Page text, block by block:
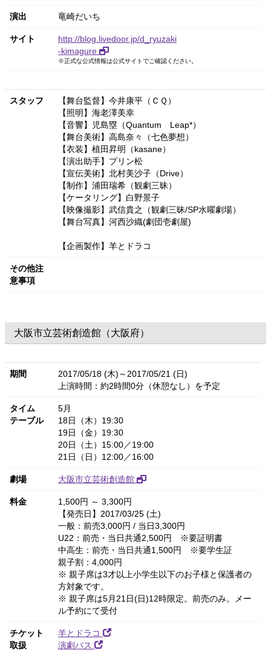
演出 竜崎だいち
サイト
http://blog.livedoor.jp/d_ryuzaki
-kimagure
※正式な公式情報は公式サイトでご確認ください。
スタッフ
【舞台監督】今井康平（ＣＱ）
【照明】海老澤美幸
【音響】児島塁（Quantum Leap*）
【舞台美術】高島奈々（七色夢想）
【衣装】植田昇明（kasane）
【演出助手】プリン松
【宣伝美術】北村美沙子（Drive）
【制作】浦田瑞希（観劇三昧）
【ケータリング】白野景子
【映像撮影】武信貴之（観劇三昧/SP水曜劇場）
【舞台写真】河西沙織(劇団壱劇屋)
【企画製作】羊とドラコ
その他注
意事項
大阪市立芸術創造館（大阪府）
期間
2017/05/18 (木)～2017/05/21 (日)
上演時間：約2時間0分（休憩なし）を予定
タイム
テーブル
5月
18日（木）19:30
19日（金）19:30
20日（土）15:00／19:00
21日（日）12:00／16:00
劇場 大阪市立芸術創造館
料金
1,500円 ～ 3,300円
【発売日】2017/03/25 (土)
一般：前売3,000円 / 当日3,300円
U22：前売・当日共通2,500円 ※要証明書
中高生：前売・当日共通1,500円 ※要学生証
親子割：4,000円
※ 親子席は3才以上小学生以下のお子様と保護者の
方対象です。
※ 親子席は5月21日(日)12時限定。前売のみ。メー
ル予約にて受付
チケット
取扱
羊とドラコ
演劇パス